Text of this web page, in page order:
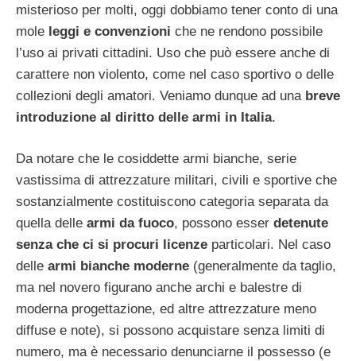
misterioso per molti, oggi dobbiamo tener conto di una
mole leggi e convenzioni che ne rendono possibile
l’uso ai privati cittadini. Uso che può essere anche di
carattere non violento, come nel caso sportivo o delle
collezioni degli amatori. Veniamo dunque ad una breve
introduzione al diritto delle armi in Italia.
Da notare che le cosiddette armi bianche, serie
vastissima di attrezzature militari, civili e sportive che
sostanzialmente costituiscono categoria separata da
quella delle armi da fuoco, possono esser detenute
senza che ci si procuri licenze particolari. Nel caso
delle armi bianche moderne (generalmente da taglio,
ma nel novero figurano anche archi e balestre di
moderna progettazione, ed altre attrezzature meno
diffuse e note), si possono acquistare senza limiti di
numero, ma è necessario denunciarne il possesso (e